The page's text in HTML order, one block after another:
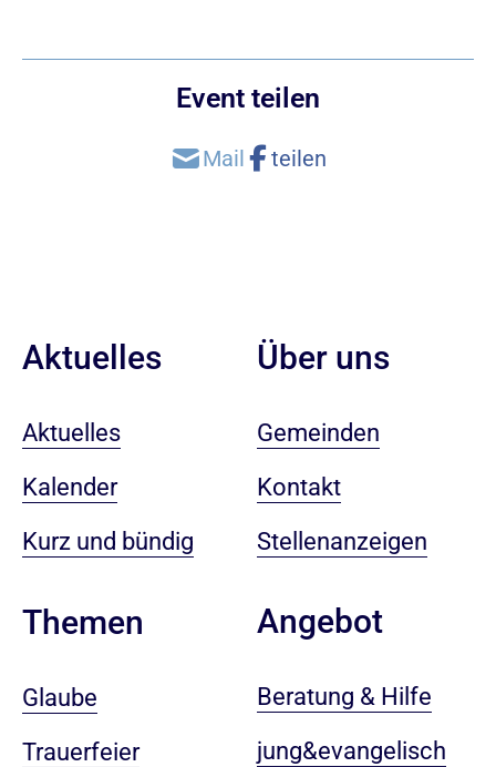
Event teilen
Aktuelles
Aktuelles
Kalender
Kurz und bündig
Themen
Glaube
Trauerfeier
Über uns
Gemeinden
Kontakt
Stellenanzeigen
Angebot
Beratung & Hilfe
jung&evangelisch